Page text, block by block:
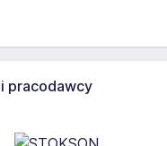
pracodawcy